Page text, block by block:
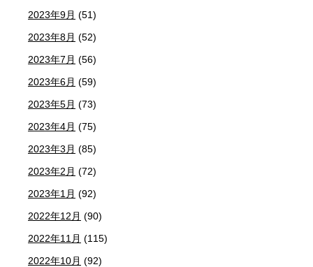
2023年9月 (51)
2023年8月 (52)
2023年7月 (56)
2023年6月 (59)
2023年5月 (73)
2023年4月 (75)
2023年3月 (85)
2023年2月 (72)
2023年1月 (92)
2022年12月 (90)
2022年11月 (115)
2022年10月 (92)